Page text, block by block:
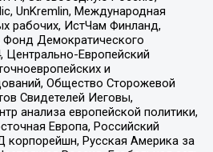
UnKremlin, Международная
рабочих, ИстЧам Финланд,
Фонд Демократического
Центрально-Европейский
и
Общество Сторожевой
Свидетелей Иеговы,
анализа европейской политики,
Европа, Российский
корпорейшн, Русская Америка за